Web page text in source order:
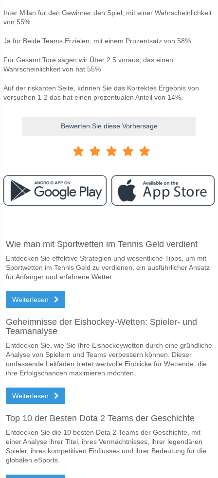
Inter Milan für den Gewinner den Spiel, mit einer Wahrscheinlichkeit
von 55%
Ja für Beide Teams Erzielen, mit einem Prozentsatz von 58%.
Für Gesamt Tore sagen wir Über 2.5 voraus, das einen
Wahrscheinlichkeit von hat 55%
Auf der riskanten Seite, können Sie das Korrektes Ergebnis von
versuchen 1-2 das hat einen prozentualen Anteil von 14%.
Bewerten Sie diese Vorhersage
Das Spiel zwischen Lazio v Inter Milan 09 May 2026 17:00.
Wer ist das Lieblingsteam, zwischen dem zu
Inter Milan für den Gewinner den Spiel, mit einer Wahrscheinlichkeit
Werden beide Teams im Spiel punkten Lazio v Inter
Ja für Beide Teams Erzielen, mit einem Prozentsatz von 58%.
Wofür ist die richtige Ergebnisprognose Lazio v Inter
Auf der riskanten Seite, können Sie das Korrektes Ergebnis von
Wie man mit Sportwetten im Tennis Geld verdient
Entdecken Sie effektive Strategien und wesentliche Tipps, um mit
Sportwetten im Tennis Geld zu verdienen, ein ausführlicher Ansatz
für Anfänger und erfahrene Wetter.
Weiterlesen
Geheimnisse der Eishockey-Wetten: Spieler- und
Teamanalyse
Entdecken Sie, wie Sie Ihre Eishockeywetten durch eine gründliche
Analyse von Spielern und Teams verbessern können. Dieser
umfassende Leitfaden bietet wertvolle Einblicke für Wettende, die
ihre Erfolgschancen maximieren möchten.
Weiterlesen
Top 10 der Besten Dota 2 Teams der Geschichte
Entdecken Sie die 10 besten Dota 2 Teams der Geschichte, mit
einer Analyse ihrer Titel, ihres Vermächtnisses, ihrer legendären
Spieler, ihres kompetitiven Einflusses und ihrer Bedeutung für die
globalen eSports.